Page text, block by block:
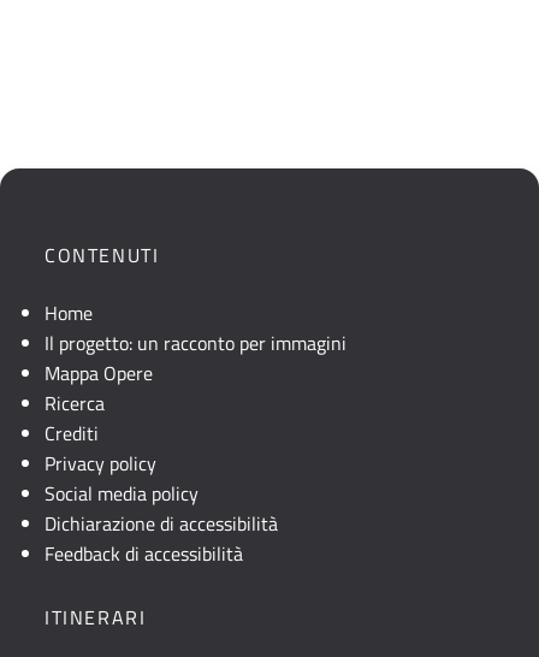
CONTENUTI
Home
Il progetto: un racconto per immagini
Mappa Opere
Ricerca
Crediti
Privacy policy
Social media policy
Dichiarazione di accessibilità
Feedback di accessibilità
ITINERARI